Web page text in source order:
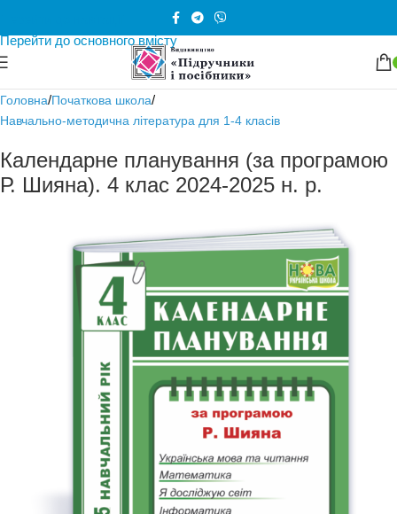
Перейти до основного вмісту
Головна/Початкова школа/
Навчально-методична література для 1-4 класів
Календарне планування (за програмою
Р. Шияна). 4 клас 2024-2025 н. р.